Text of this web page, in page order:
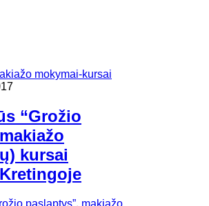
mokymai-kursai
“Grožio
kursai